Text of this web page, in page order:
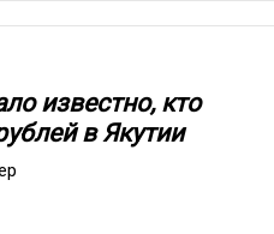
известно, кто
в Якутии